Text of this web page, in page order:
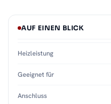
AUF EINEN BLICK
Heizleistung
Geeignet für
Anschluss